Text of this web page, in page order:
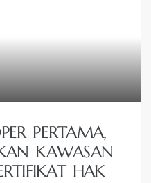
PERTAMA,
KAWASAN
HAK